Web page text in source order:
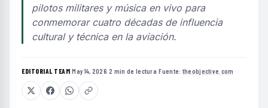
pilotos militares y música en vivo para
conmemorar cuatro décadas de influencia
cultural y técnica en la aviación.
EDITORIAL TEAM·May 14, 2026·2 min de lectura·Fuente: theobjective.com